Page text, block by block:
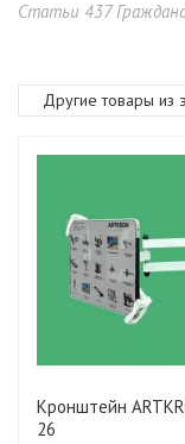
Статьи 437
Другие товары из
Кронштейн
26